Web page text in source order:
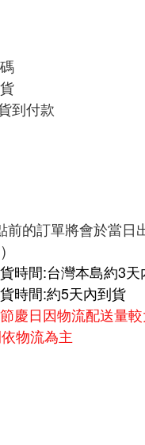
到付款
前的訂單將會於當日
時間:台灣本島約3天
時間:約5天內到貨
慶日因物流配送量較
物流為主